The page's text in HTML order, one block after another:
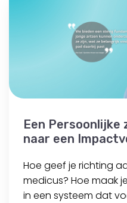
Een Persoonlijke
naar een
Hoe geef je richting
medicus? Hoe maak
in een systeem dat